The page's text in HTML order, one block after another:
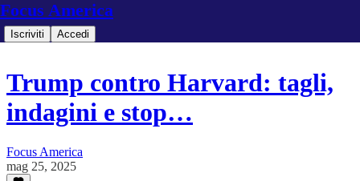
Focus America
Iscriviti Accedi
Trump contro Harvard: tagli,
indagini e stop…
Focus America
mag 25, 2025